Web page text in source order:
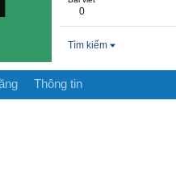
0
Tìm kiếm
Thông tin